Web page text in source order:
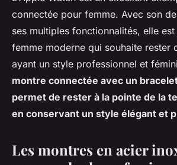
connectée pour femme. Avec son
ses multiples fonctionnalités, elle
femme moderne qui souhaite rester
ayant un style professionnel et
montre connectée avec un
permet de rester à la pointe de la
en conservant un style élégant et
Les montres en acier